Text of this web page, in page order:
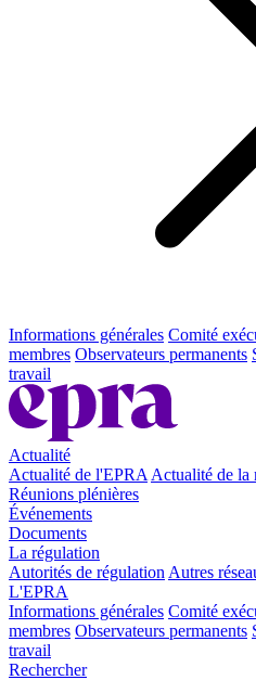
Informations générales Comité
membres Observateurs permanents
travail
Actualité
Actualité de l'EPRA Actualité de la
Réunions plénières
Événements
Documents
La régulation
Autorités de régulation Autres
L'EPRA
Informations générales Comité
membres Observateurs permanents
travail
Rechercher